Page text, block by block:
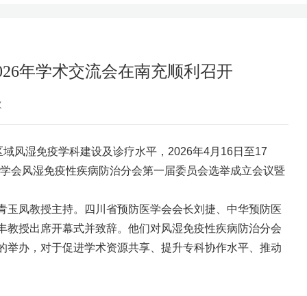
年学术交流会在南充顺利召开
风湿免疫学科建设及诊疗水平，2026年4月16日至17
会风湿免疫性疾病防治分会第一届委员会选举成立会议暨
凤教授主持。四川省预防医学会会长刘捷、中华预防医
授出席开幕式并致辞。他们对风湿免疫性疾病防治分会
办，对于促进学术资源共享、提升专科协作水平、推动